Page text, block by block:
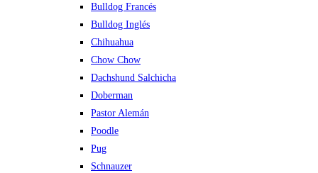
Bulldog Francés
Bulldog Inglés
Chihuahua
Chow Chow
Dachshund Salchicha
Doberman
Pastor Alemán
Poodle
Pug
Schnauzer